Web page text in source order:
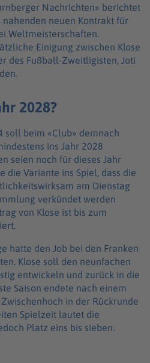
Nachrichten» berichtet
nahenden neuen Kontrakt für
Weltmeisterschaften.
Einigung zwischen Klose
des Fußball-Zweitligisten, Joti
2028?
soll beim «Club» demnach
ins Jahr 2028
seien noch für dieses Jahr
die Variante ins Spiel, dass die
am Dienstag
verkündet werden
von Klose ist bis zum
hatte den Job bei den Franken
Klose soll den neunfachen
entwickeln und zurück in die
Saison endete nach einem
in der Rückrunde
Spielzeit lautet die
Platz eins bis sieben.